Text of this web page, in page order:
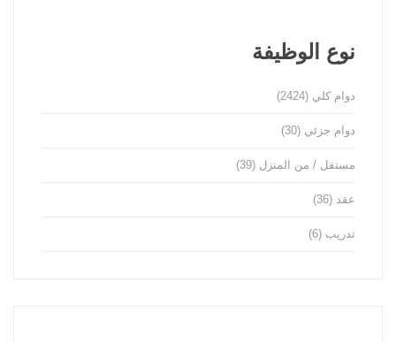
نوع الوظيفة
دوام كلي (2424)
دوام جزئي (30)
مستقل / من المنزل (39)
عقد (36)
تدريب (6)